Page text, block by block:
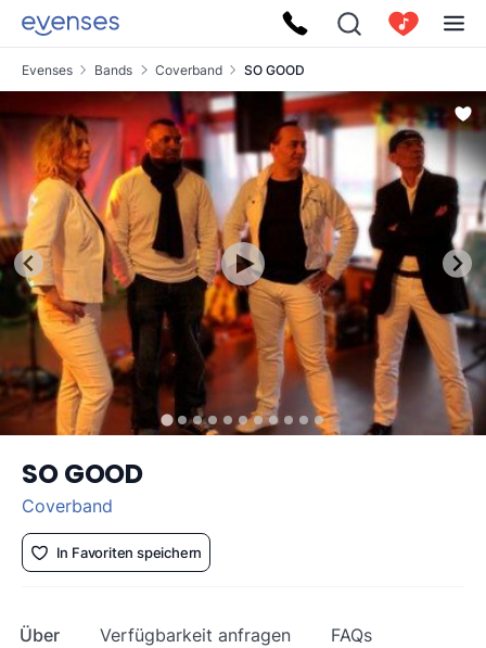
Evenses Bands Coverband SO GOOD
SO GOOD
Coverband
In Favoriten speichern
Über Verfügbarkeit anfragen FAQs